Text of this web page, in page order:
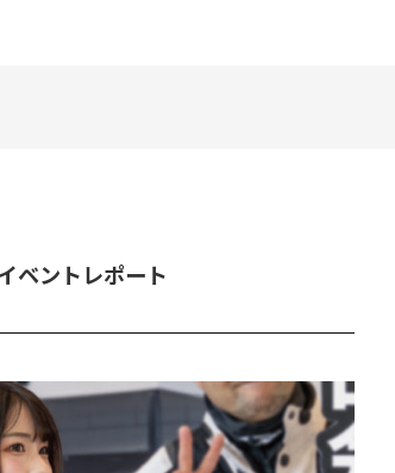
ベントレポート